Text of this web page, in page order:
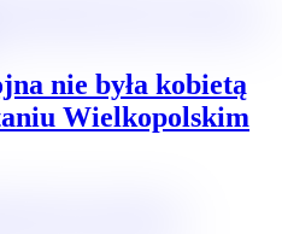
nie była kobietą
Wielkopolskim